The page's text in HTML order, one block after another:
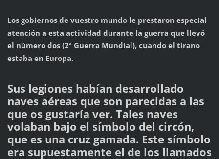
Los gobiernos de vuestro mundo le prestaron especial
atención a esta actividad durante la guerra que llevó
el número dos (2ª Guerra Mundial), cuando el tirano
estaba en Europa.
Sus legiones habían desarrollado
naves aéreas que son parecidas a las
que os gustaría ver. Tales naves
volaban bajo el símbolo del circón,
que es una cruz gamada. Este símbolo
era supuestamente el de los llamados